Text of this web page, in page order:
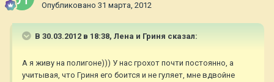
Опубликовано 31 марта, 2012
В 30.03.2012 в 18:38, Лена и Гриня сказал:
А я живу на полигоне))) У нас грохот почти постоянно, а
учитывая, что Гриня его боится и не гуляет, мне вдвойне